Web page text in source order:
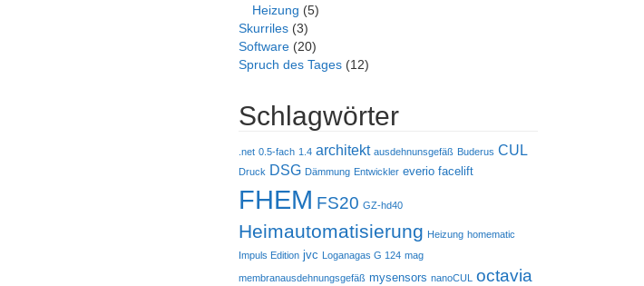
Heizung (5)
Skurriles (3)
Software (20)
Spruch des Tages (12)
Schlagwörter
.net 0.5-fach 1.4 architekt ausdehnunsgefäß Buderus CUL
Druck DSG Dämmung Entwickler everio facelift
FHEM FS20 GZ-hd40
Heimautomatisierung Heizung homematic
Impuls Edition jvc Loganagas G 124 mag
membranausdehnungsgefäß mysensors nanoCUL octavia